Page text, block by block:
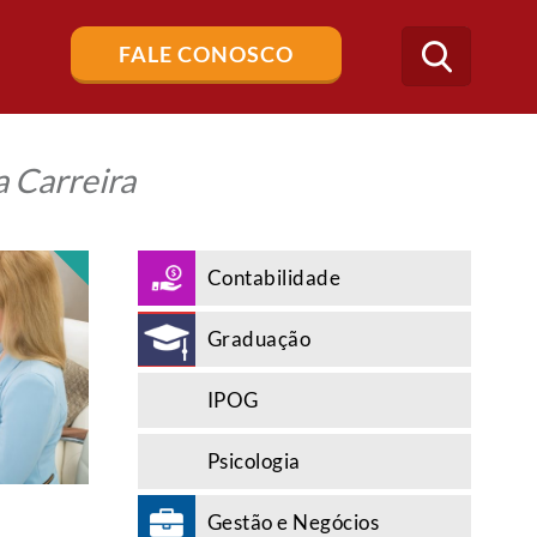
FALE CONOSCO
Buscar
no
blog
Carreira
Contabilidade
Graduação
IPOG
Psicologia
Gestão e Negócios